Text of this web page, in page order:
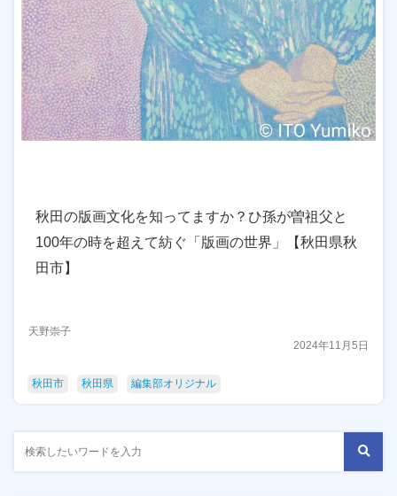
秋田の版画文化を知ってますか？ひ孫が曽祖父と
100年の時を超えて紡ぐ「版画の世界」【秋田県秋
田市】
天野崇子
2024年11月5日
秋田市 秋田県 編集部オリジナル